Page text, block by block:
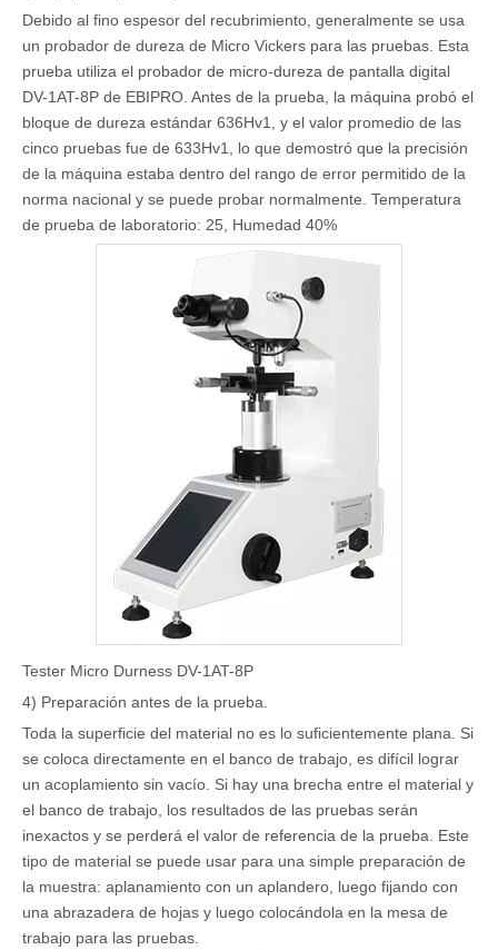
Debido al fino espesor del recubrimiento, generalmente se usa
un probador de dureza de Micro Vickers para las pruebas. Esta
prueba utiliza el probador de micro-dureza de pantalla digital
DV-1AT-8P de EBIPRO. Antes de la prueba, la máquina probó el
bloque de dureza estándar 636Hv1, y el valor promedio de las
cinco pruebas fue de 633Hv1, lo que demostró que la precisión
de la máquina estaba dentro del rango de error permitido de la
norma nacional y se puede probar normalmente. Temperatura
de prueba de laboratorio: 25, Humedad 40%
Tester Micro Durness DV-1AT-8P
4) Preparación antes de la prueba.
Toda la superficie del material no es lo suficientemente plana. Si
se coloca directamente en el banco de trabajo, es difícil lograr
un acoplamiento sin vacío. Si hay una brecha entre el material y
el banco de trabajo, los resultados de las pruebas serán
inexactos y se perderá el valor de referencia de la prueba. Este
tipo de material se puede usar para una simple preparación de
la muestra: aplanamiento con un aplandero, luego fijando con
una abrazadera de hojas y luego colocándola en la mesa de
trabajo para las pruebas.